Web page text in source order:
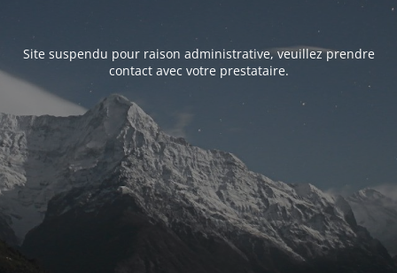
Site suspendu pour raison administrative, veuillez prendre
contact avec votre prestataire.